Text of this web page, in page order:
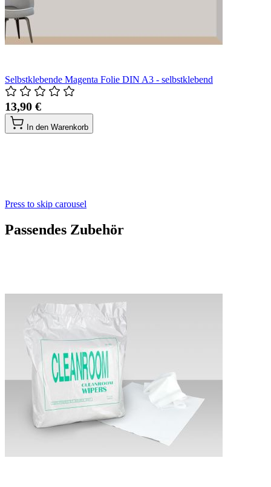
Selbstklebende Magenta Folie DIN A3 - selbstklebend
13,90 €
In den Warenkorb
Press to skip carousel
Passendes Zubehör